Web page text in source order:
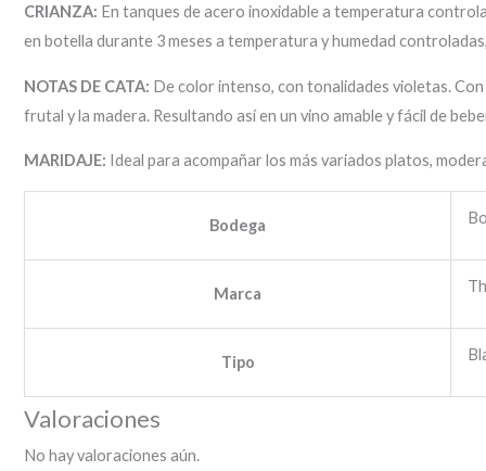
CRIANZA: En tanques de acero inoxidable a temperatura
en botella durante 3 meses a temperatura y humedad
NOTAS DE CATA: De color intenso, con tonalidades violetas.
frutal y la madera. Resultando así en un vino amable y fácil de
MARIDAJE: Ideal para acompañar los más variados platos,
Bodega
Marca
Tipo
Valoraciones
No hay valoraciones aún.